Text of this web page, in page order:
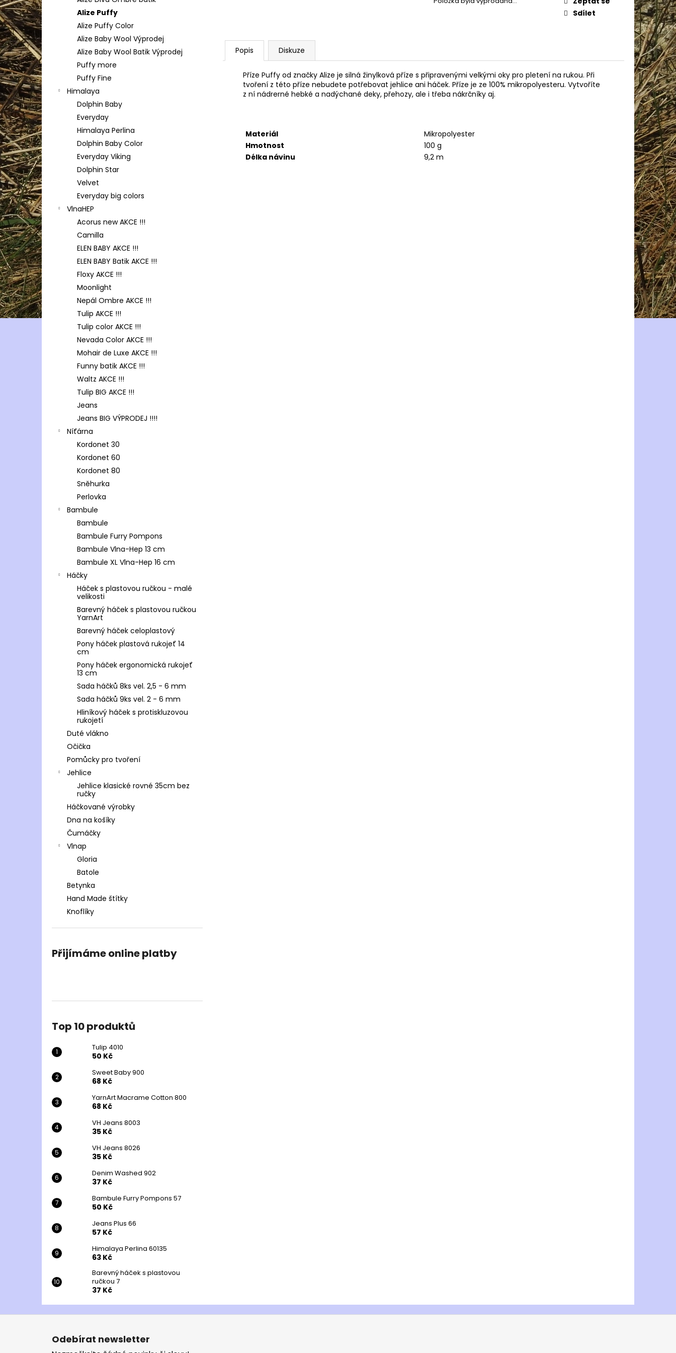
l
Alize Puffy
Alize Puffy Color
Alize Baby Wool Výprodej
Alize Baby Wool Batik Výprodej
Puffy more
Puffy Fine
Himalaya
Dolphin Baby
Everyday
Himalaya Perlina
Dolphin Baby Color
Everyday Viking
Dolphin Star
Velvet
Everyday big colors
VlnaHEP
Acorus new AKCE !!!
Camilla
ELEN BABY AKCE !!!
ELEN BABY Batik AKCE !!!
Floxy AKCE !!!
Moonlight
Nepál Ombre AKCE !!!
Tulip AKCE !!!
Tulip color AKCE !!!
Nevada Color AKCE !!!
Mohair de Luxe AKCE !!!
Funny batik AKCE !!!
Waltz AKCE !!!
Tulip BIG AKCE !!!
Jeans
Jeans BIG VÝPRODEJ !!!!
Níťárna
Kordonet 30
Kordonet 60
Kordonet 80
Sněhurka
Perlovka
Bambule
Bambule
Bambule Furry Pompons
Bambule Vlna-Hep 13 cm
Bambule XL Vlna-Hep 16 cm
Háčky
Háček s plastovou ručkou - malé
velikosti
Barevný háček s plastovou ručkou
YarnArt
Barevný háček celoplastový
Pony háček plastová rukojeť 14
cm
Pony háček ergonomická rukojeť
13 cm
Sada háčků 8ks vel. 2,5 - 6 mm
Sada háčků 9ks vel. 2 - 6 mm
Hliníkový háček s protiskluzovou
rukojetí
Duté vlákno
Očička
Pomůcky pro tvoření
Jehlice
Jehlice klasické rovné 35cm bez
ručky
Háčkované výrobky
Dna na košíky
Čumáčky
Vlnap
Gloria
Batole
Betynka
Hand Made štítky
Knoflíky
Přijímáme online platby
Top 10 produktů
Tulip 4010
50 Kč
Sweet Baby 900
68 Kč
YarnArt Macrame Cotton 800
68 Kč
VH Jeans 8003
35 Kč
VH Jeans 8026
35 Kč
Denim Washed 902
37 Kč
Bambule Furry Pompons 57
50 Kč
Jeans Plus 66
57 Kč
Himalaya Perlina 60135
63 Kč
Barevný háček s plastovou
ručkou 7
37 Kč
Sdílet
Popis Diskuze
Příze Puffy od značky Alize je silná žinylková příze s připravenými velkými oky pro pletení na rukou. Při
tvoření z této příze nebudete potřebovat jehlice ani háček. Příze je ze 100% mikropolyesteru. Vytvoříte
z ní nádrerné hebké a nadýchané deky, přehozy, ale i třeba nákrčníky aj.
Materiál
Mikropolyester
Hmotnost
100 g
Délka návinu
9,2 m
TULIP 4010
50 Kč
YARNART MACRAME COTTON 800
Z
Odebírat newsletter